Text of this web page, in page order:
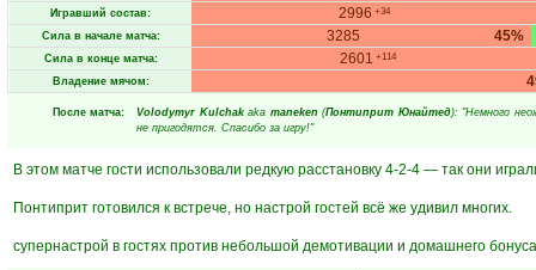
Игравший состав: 2996 +34
Сила в начале матча: 45%
3285
Сила в конце матча: 2601 +114
Владение мячом:
После матча: Volodymyr Kulchak aka maneken (Понтиприт Юнайтед): "Немного
не пригодятся. Спасибо за игру!"
В этом матче гости использовали редкую расстановку 4-2-4 — так они
Понтиприт готовился к встрече, но настрой гостей всё же удивил многих.
супернастрой в гостях против небольшой демотивации и домашнего